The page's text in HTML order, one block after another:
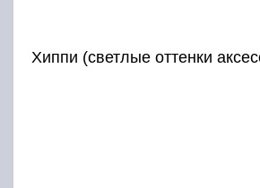
Хиппи (светлые оттенки